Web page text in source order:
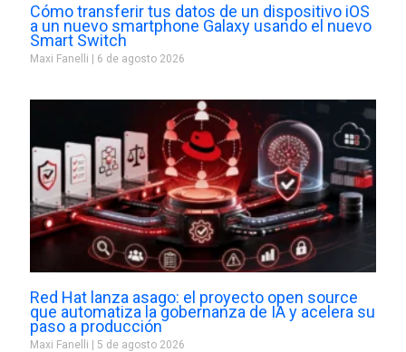
Cómo transferir tus datos de un dispositivo iOS
a un nuevo smartphone Galaxy usando el nuevo
Smart Switch
Maxi Fanelli 6 de agosto 2026
Red Hat lanza asago: el proyecto open source
que automatiza la gobernanza de IA y acelera su
paso a producción
Maxi Fanelli 5 de agosto 2026